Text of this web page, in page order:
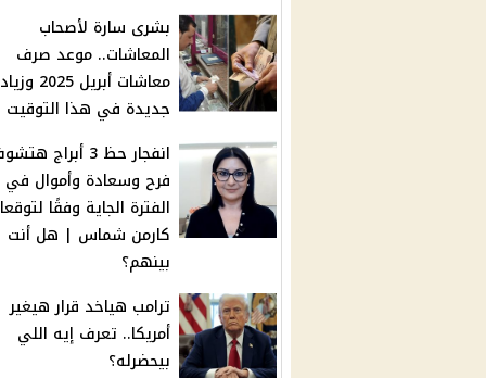
بشرى سارة لأصحاب
المعاشات.. موعد صرف
معاشات أبريل
جديدة في هذا التوقيت
انفجار حظ 3 أبراج
فرح وسعادة وأموال في
الفترة الجاية وفقًا
كارمن شماس | هل أنت
بينهم؟
ترامب هياخد قرار هيغير
أمريكا.. تعرف إيه اللي
بيحضرله؟